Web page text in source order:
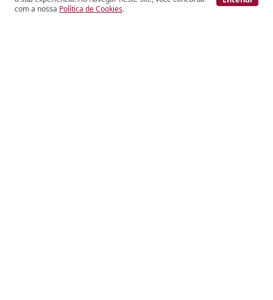
com a nossa Política de Cookies.